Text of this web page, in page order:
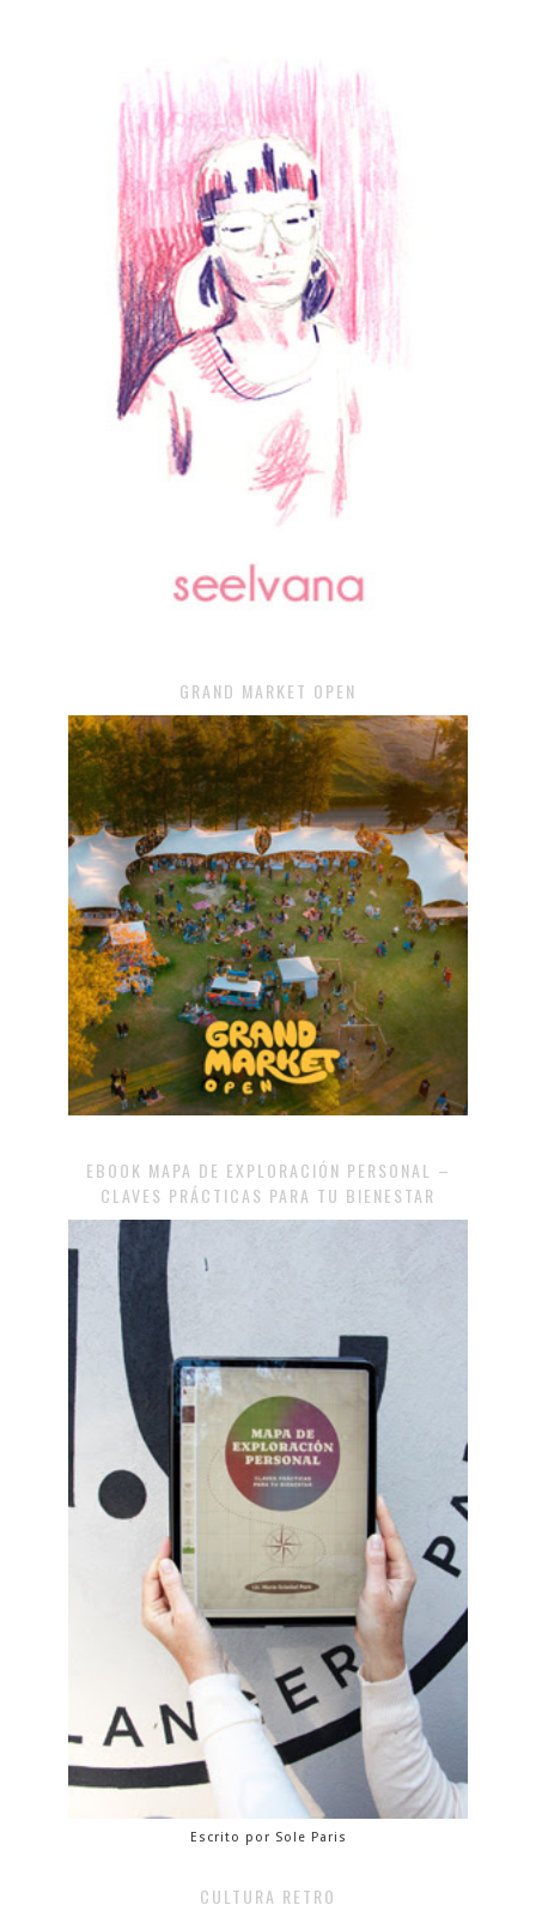
GRAND MARKET OPEN
EBOOK MAPA DE EXPLORACIÓN PERSONAL –
CLAVES PRÁCTICAS PARA TU BIENESTAR
Escrito por Sole Paris
CULTURA RETRO